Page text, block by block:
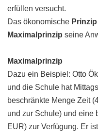
erfüllen versucht.
Das ökonomische Prinzip
Maximalprinzip seine
Maximalprinzip
Dazu ein Beispiel: Otto
und die Schule hat
beschränkte Menge Zeit
und zur Schule) und eine
EUR) zur Verfügung. Er